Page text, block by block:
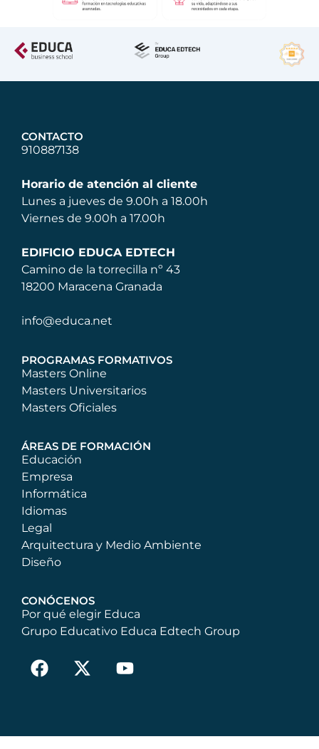
CONTACTO
910887138
Horario de atención al cliente
Lunes a jueves de 9.00h a 18.00h
Viernes de 9.00h a 17.00h
EDIFICIO EDUCA EDTECH
Camino de la torrecilla nº 43
18200 Maracena Granada
info@educa.net
PROGRAMAS FORMATIVOS
Masters Online
Masters Universitarios
Masters Oficiales
ÁREAS DE FORMACIÓN
Educación
Empresa
Informática
Idiomas
Legal
Arquitectura y Medio Ambiente
Diseño
CONÓCENOS
Por qué elegir Educa
Grupo Educativo Educa Edtech Group